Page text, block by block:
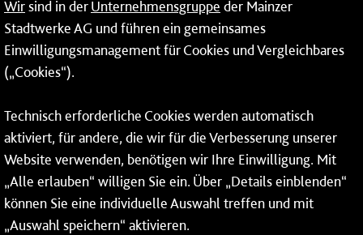
24-Stunden-Telefon*
06131 – 12 77 77
Fax: 06131 – 12 66 66
* Montags bis freitags bis 7 und ab 18 Uhr sowie an
Wochenenden und Feiertagen ganztags werden Ihre
Anrufe je nach Themenauswahl an ein Callcenter des
RMV oder von nextbike weitergeleitet. Dort erhalten Sie
ausschließlich Auskünfte zum Fahrplan bzw. zu
Wirsind in derUnternehmensgruppe der Mainzer
Stadtwerke AG und führen ein gemeinsames
Einwilligungsmanagement für Cookies und Vergleichbares
(„Cookies“).
Technisch erforderliche Cookies werden automatisch
aktiviert, für andere, die wir für die Verbesserung unserer
Website verwenden, benötigen wir Ihre Einwilligung. Mit
„Alle erlauben“ willigen Sie ein. Über „Details einblenden“
können Sie eine individuelle Auswahl treffen und mit
„Auswahl speichern“ aktivieren.